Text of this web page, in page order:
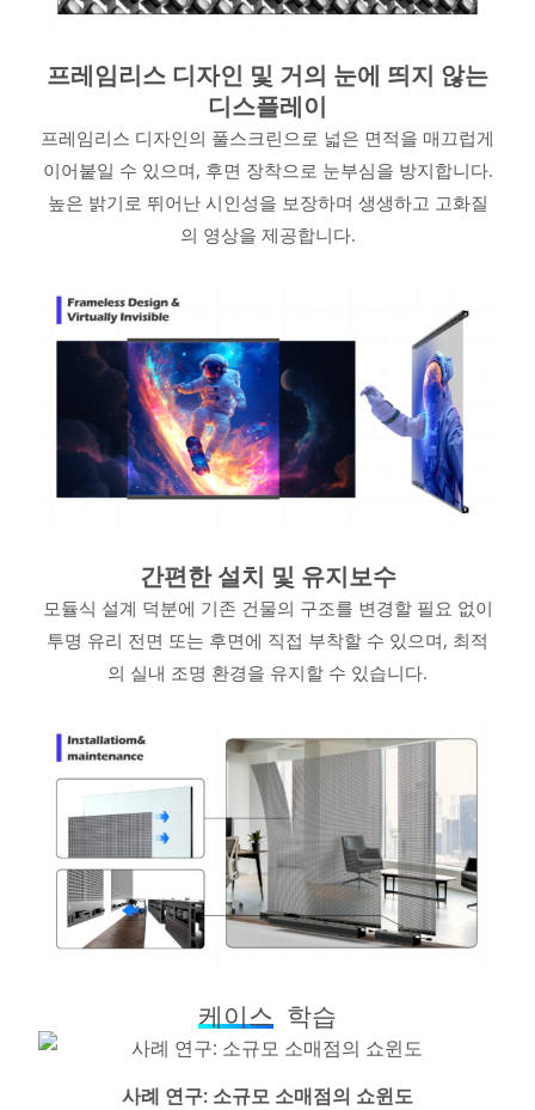
프레임리스 디자인 및 거의 눈에 띄지 않는
디스플레이
프레임리스 디자인의 풀스크린으로 넓은 면적을 매끄럽게
이어붙일 수 있으며, 후면 장착으로 눈부심을 방지합니다.
높은 밝기로 뛰어난 시인성을 보장하며 생생하고 고화질
의 영상을 제공합니다.
간편한 설치 및 유지보수
모듈식 설계 덕분에 기존 건물의 구조를 변경할 필요 없이
투명 유리 전면 또는 후면에 직접 부착할 수 있으며, 최적
의 실내 조명 환경을 유지할 수 있습니다.
케이스 학습
사례 연구: 소규모 소매점의 쇼윈도